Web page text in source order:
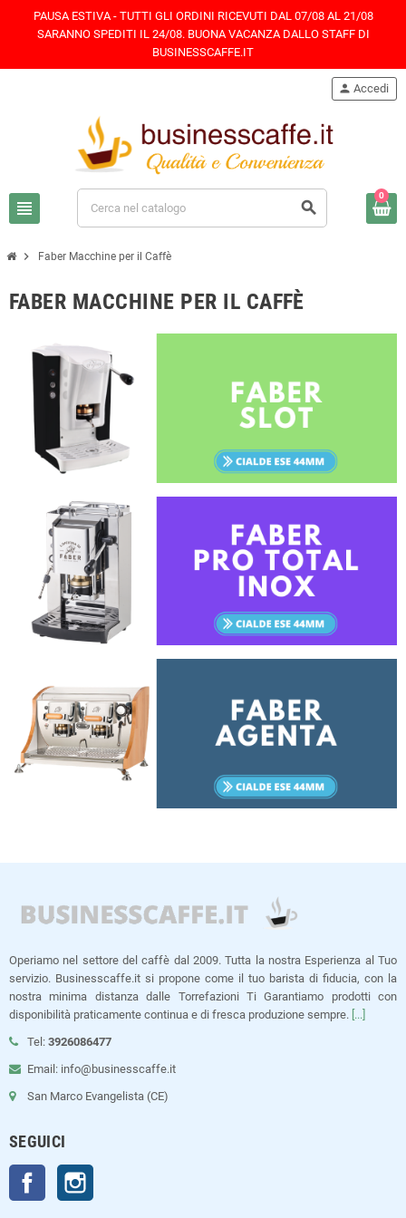
PAUSA ESTIVA - TUTTI GLI ORDINI RICEVUTI DAL 07/08 AL 21/08
SARANNO SPEDITI IL 24/08. BUONA VACANZA DALLO STAFF DI
BUSINESSCAFFE.IT
view_headline search
person Accedi
0
chevron_right Faber Macchine per il Caffè
FABER MACCHINE PER IL CAFFÈ
Operiamo nel settore del caffè dal 2009. Tutta la nostra Esperienza al Tuo
servizio. Businesscaffe.it si propone come il tuo barista di fiducia, con la
nostra minima distanza dalle Torrefazioni Ti Garantiamo prodotti con
disponibilità praticamente continua e di fresca produzione sempre. [...]
Tel: 3926086477
Email: info@businesscaffe.it
San Marco Evangelista (CE)
SEGUICI
Facebook